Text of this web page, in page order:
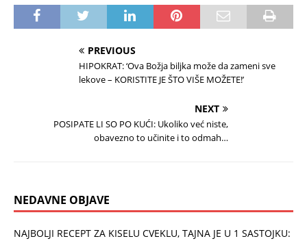
PREVIOUS
HIPOKRAT: ‘Ova Božja biljka može da zameni sve
lekove – KORISTITE JE ŠTO VIŠE MOŽETE!’
NEXT
POSIPATE LI SO PO KUĆI: Ukoliko već niste,
obavezno to učinite i to odmah…
NEDAVNE OBJAVE
NAJBOLJI RECEPT ZA KISELU CVEKLU, TAJNA JE U 1 SASTOJKU: